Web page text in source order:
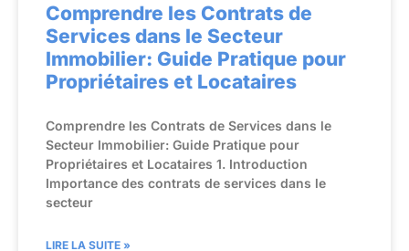
Comprendre les Contrats de
Services dans le Secteur
Immobilier: Guide Pratique pour
Propriétaires et Locataires
Comprendre les Contrats de Services dans le
Secteur Immobilier: Guide Pratique pour
Propriétaires et Locataires 1. Introduction
Importance des contrats de services dans le
secteur
LIRE LA SUITE »